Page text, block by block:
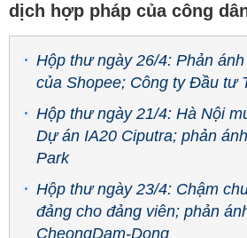
dịch hợp pháp của công
Hộp thư ngày 26/4: Phản
của Shopee; Công ty Đầu tư
Hộp thư ngày 21/4: Hà Nội
Dự án IA20 Ciputra; phản
Park
Hộp thư ngày 23/4: Chậm
đảng cho đảng viên; phản
CheongDam-Dong